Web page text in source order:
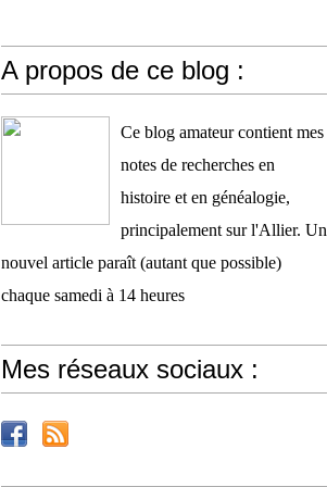
A propos de ce blog :
Ce blog amateur contient mes
notes de recherches en
histoire et en généalogie,
principalement sur l'Allier. Un
nouvel article paraît (autant que possible)
chaque samedi à 14 heures
Mes réseaux sociaux :